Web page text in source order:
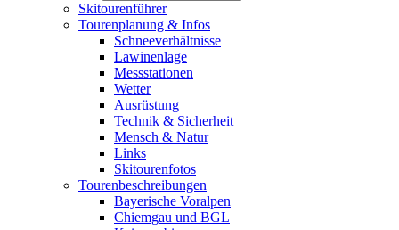
Skitourenführer
Tourenplanung & Infos
Schneeverhältnisse
Lawinenlage
Messstationen
Wetter
Ausrüstung
Technik & Sicherheit
Mensch & Natur
Links
Skitourenfotos
Tourenbeschreibungen
Bayerische Voralpen
Chiemgau und BGL